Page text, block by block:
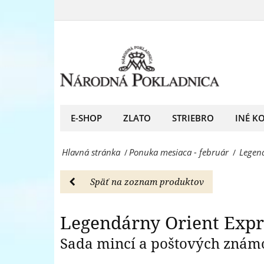
–
mincí
poštových
známok
-
Ponuka
mesiaca
E-SHOP ZLATO STRIEBRO INÉ
Hlavná stránka /Ponuka mesiaca - február /
Späť na zoznam produktov
Legendárny Orient
Sada mincí a poštových
-
mesiaca
Pokladnica
-